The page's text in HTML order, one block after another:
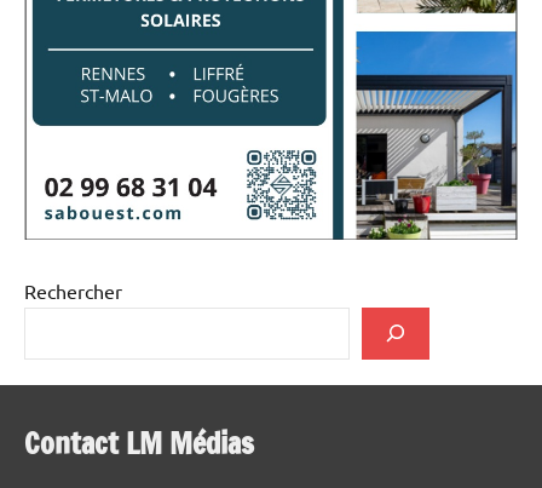
Rechercher
Contact LM Médias